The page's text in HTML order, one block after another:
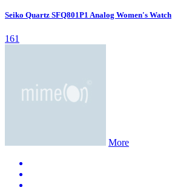
Seiko Quartz SFQ801P1 Analog Women's Watch
161
More